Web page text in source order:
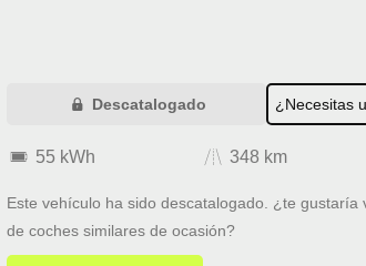
Descatalogado ¿Necesitas
55 kWh 348 km
Este vehículo ha sido descatalogado. ¿te gustaría
de coches similares de ocasión?